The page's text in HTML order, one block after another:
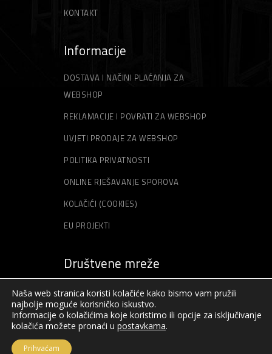
KONTAKT
Informacije
DOSTAVA I NAČINI PLAĆANJA ZA
WEBSHOP
REKLAMACIJE I POVRATI ZA WEBSHOP
UVJETI PRODAJE ZA WEBSHOP
POLITIKA PRIVATNOSTI
ONLINE RJEŠAVANJE SPOROVA
KOLAČIĆI (COOKIES)
EU PROJEKTI
Društvene mreže
Naša web stranica koristi kolačiće kako bismo vam pružili
najbolje moguće korisničko iskustvo.
Informacije o kolačićima koje koristimo ili opcije za isključivanje
kolačića možete pronaći u postavkama.
Prihvaćam